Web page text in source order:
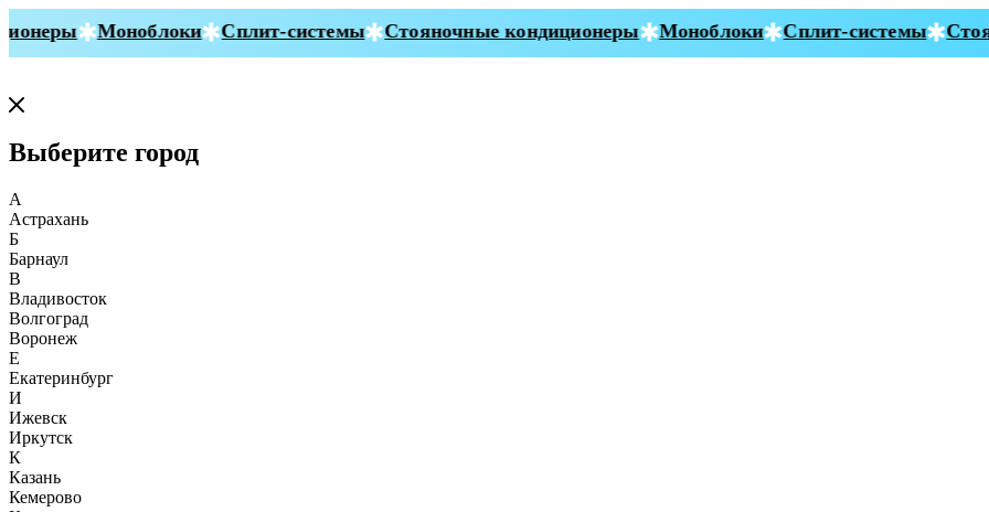
Моноблоки Сплит-системы Стояночные кондиционеры Моноблоки Сплит-системы
Выберите город
А
Астрахань
Б
Барнаул
В
Владивосток
Волгоград
Воронеж
Е
Екатеринбург
И
Ижевск
Иркутск
К
Казань
Кемерово